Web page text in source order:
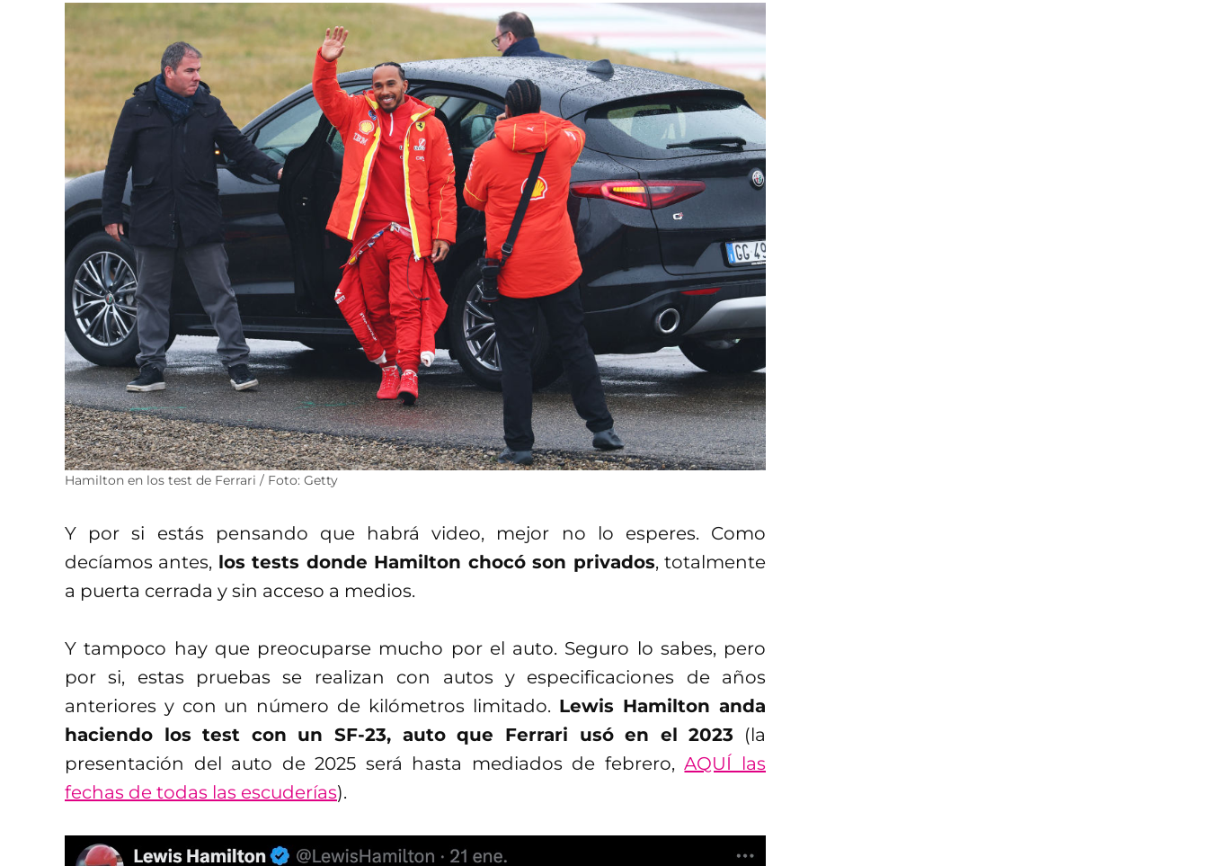
Hamilton en los test de Ferrari / Foto: Getty
Y por si estás pensando que habrá video, mejor no lo esperes. Como
decíamos antes, los tests donde Hamilton chocó son privados, totalmente
a puerta cerrada y sin acceso a medios.
Y tampoco hay que preocuparse mucho por el auto. Seguro lo sabes, pero
por si, estas pruebas se realizan con autos y especificaciones de años
anteriores y con un número de kilómetros limitado. Lewis Hamilton anda
haciendo los test con un SF-23, auto que Ferrari usó en el 2023 (la
presentación del auto de 2025 será hasta mediados de febrero,AQUÍ las
fechas de todas las escuderías).